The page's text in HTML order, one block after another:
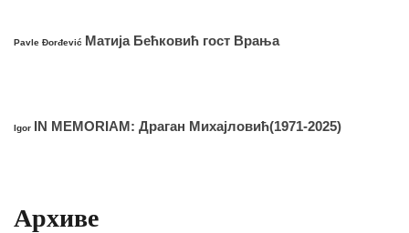
Pavle Đorđević Матија Бећковић гост Врања
Igor IN MEMORIAM: Драган Михајловић(1971-2025)
Архиве